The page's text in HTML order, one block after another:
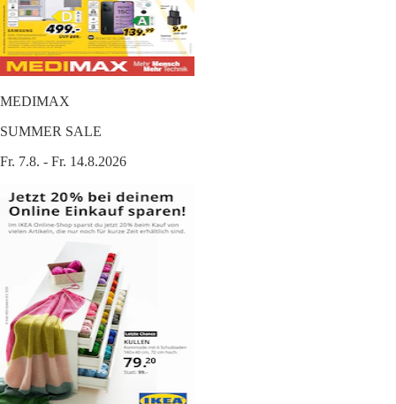
MEDIMAX
SUMMER SALE
Fr. 7.8. - Fr. 14.8.2026